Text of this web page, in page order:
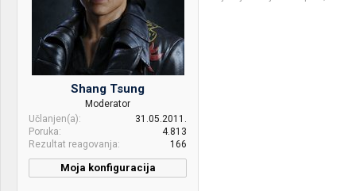
Shang Tsung
Moderator
Učlanjen(a)
31.05.2011.
Poruka
4.813
Rezultat reagovanja
166
Moja konfiguracija